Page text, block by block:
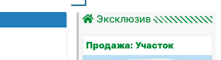
Эксклюзив
Продажа: Участок